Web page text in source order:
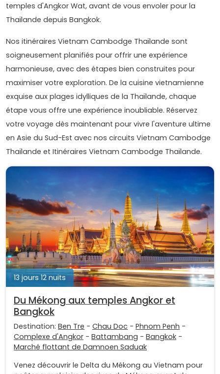
temples d'Angkor Wat, avant de vous envoler pour la
Thaïlande depuis Bangkok.
Nos itinéraires Vietnam Cambodge Thaïlande sont
soigneusement planifiés pour offrir une expérience
harmonieuse, avec des étapes bien construites pour
maximiser votre exploration. De la cuisine vietnamienne
exquise aux plages idylliques de la Thaïlande, chaque
étape vous offre une expérience inoubliable. Réservez
votre voyage dès maintenant pour vivre l'aventure ultime
en Asie du Sud-Est avec nos circuits Vietnam Cambodge
Thaïlande et Itinéraires Vietnam Cambodge Thaïlande.
13 jours 12 nuits
Du Mékong aux temples Angkor et
Bangkok
Destination: Ben Tre - Chau Doc - Phnom Penh -
Complexe d'Angkor - Battambang - Bangkok -
Marché flottant de Damnoen Saduak
Venez découvrir le Delta du Mékong au Vietnam pour